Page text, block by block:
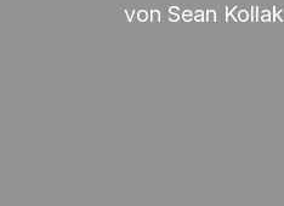
von Sean Kollak